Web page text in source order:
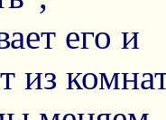
его и
из